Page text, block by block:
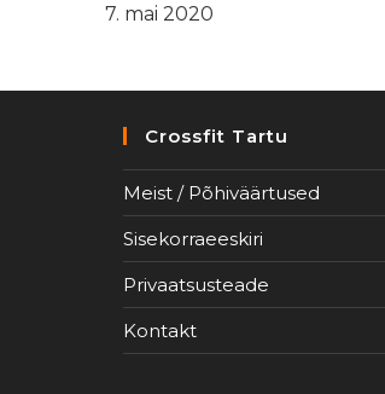
articles
7. mai 2020
Crossfit Tartu
Meist / Põhiväärtused
Sisekorraeeskiri
Privaatsusteade
Kontakt